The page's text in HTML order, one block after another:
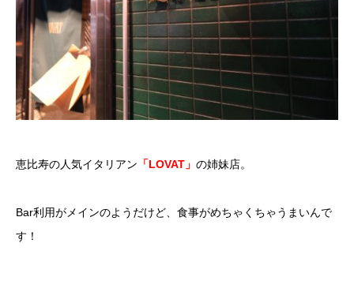
恵比寿の人気イタリアン 「LOVAT」 の姉妹店。
Bar利用がメインのようだけど、食事がめちゃくちゃうまいんで
す！